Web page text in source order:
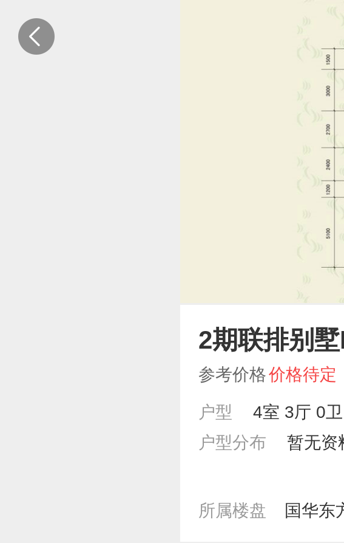
2期联排别
参考价格价格待定
户型
4室 3厅 0卫
户型分布
暂无资
所属楼盘 国华东